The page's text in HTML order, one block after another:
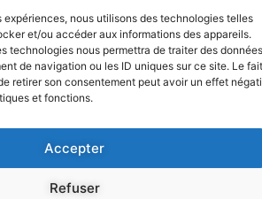
expériences, nous utilisons des technologies telles
et/ou accéder aux informations des appareils.
technologies nous permettra de traiter des données
de navigation ou les ID uniques sur ce site. Le fait
retirer son consentement peut avoir un effet
et fonctions.
Accepter
Refuser
& CO. All Rights Reserved